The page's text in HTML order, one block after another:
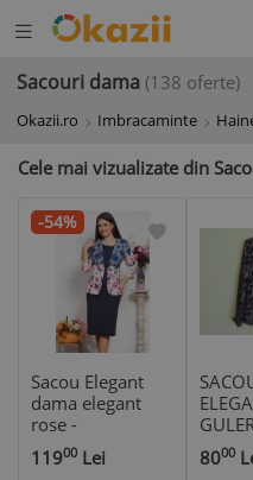
Deschide
meniul
Sacouri dama (138 oferte)
Okazii.ro Imbracaminte
Cele mai vizualizate din
-54%
Sacou Elegant
dama elegant
rose -
48Marimea
11900 Lei 8000